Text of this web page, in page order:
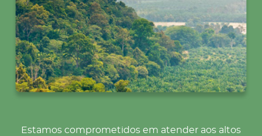
Estamos comprometidos em atender aos altos